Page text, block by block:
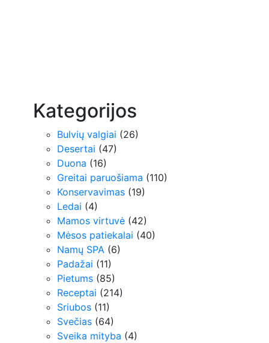
Kategorijos
Bulvių valgiai (26)
Desertai (47)
Duona (16)
Greitai paruošiama (110)
Konservavimas (19)
Ledai (4)
Mamos virtuvė (42)
Mėsos patiekalai (40)
Namų SPA (6)
Padažai (11)
Pietums (85)
Receptai (214)
Sriubos (11)
Svečias (64)
Sveika mityba (4)